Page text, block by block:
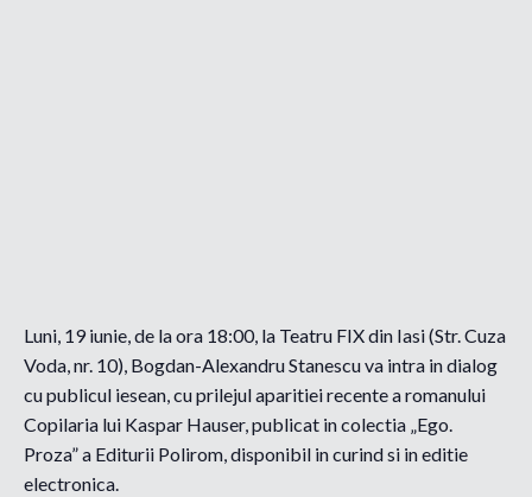
Luni, 19 iunie, de la ora 18:00, la Teatru FIX din Iasi (Str. Cuza
Voda, nr. 10), Bogdan-Alexandru Stanescu va intra in dialog
cu publicul iesean, cu prilejul aparitiei recente a romanului
Copilaria lui Kaspar Hauser, publicat in colectia „Ego.
Proza” a Editurii Polirom, disponibil in curind si in editie
electronica.